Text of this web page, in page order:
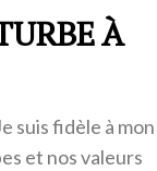
À
suis fidèle à mon
et nos valeurs